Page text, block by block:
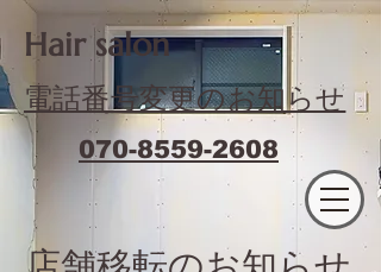
​Hair salon
電話番号変更のお知らせ
070-8559-2608